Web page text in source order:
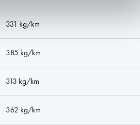
331 kg/km
385 kg/km
313 kg/km
362 kg/km